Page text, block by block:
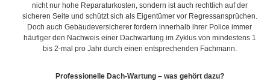
nicht nur hohe Reparaturkosten, sondern ist auch rechtlich auf der
sicheren Seite und schützt sich als Eigentümer vor Regressansprüchen.
Doch auch Gebäudeversicherer fordern innerhalb ihrer Police immer
häufiger den Nachweis einer Dachwartung im Zyklus von mindestens 1
bis 2-mal pro Jahr durch einen entsprechenden Fachmann.
Professionelle Dach-Wartung – was gehört dazu?